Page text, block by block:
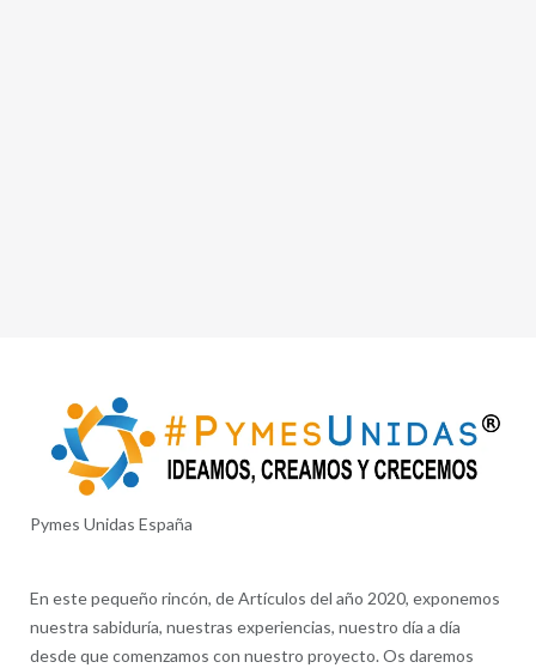
Pymes Unidas España
En este pequeño rincón, de Artículos del año 2020, exponemos
nuestra sabiduría, nuestras experiencias, nuestro día a día
desde que comenzamos con nuestro proyecto. Os daremos